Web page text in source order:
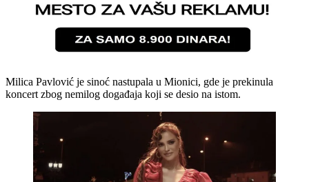
Milica Pavlović je sinoć nastupala u Mionici, gde je prekinula
koncert zbog nemilog događaja koji se desio na istom.